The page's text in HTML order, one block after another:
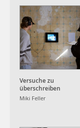
Versuche zu
überschreiben
Miki Feller